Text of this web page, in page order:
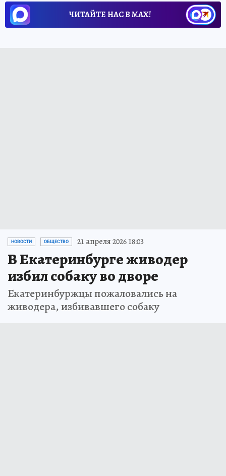
ЧИТАЙТЕ НАС В МАХ!
НОВОСТИ ОБЩЕСТВО 21 апреля 2026 18:03
В Екатеринбурге живодер
избил собаку во дворе
Екатеринбуржцы пожаловались на
живодера, избивавшего собаку